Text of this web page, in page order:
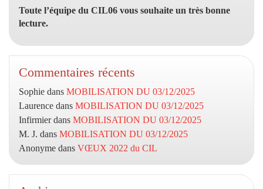
Toute l’équipe du CIL06 vous souhaite un très bonne
lecture.
Commentaires récents
Sophie dans MOBILISATION DU 03/12/2025
Laurence dans MOBILISATION DU 03/12/2025
Infirmierdans MOBILISATION DU 03/12/2025
M. J. dans MOBILISATION DU 03/12/2025
Anonyme dans VŒUX 2022 du CIL